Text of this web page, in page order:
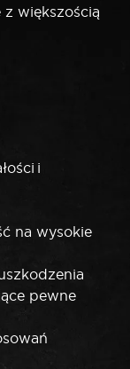
większością
i
na wysokie
pewne